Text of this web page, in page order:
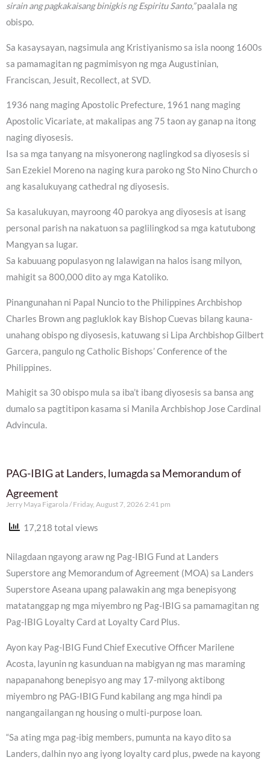
sirain ang pagkakaisang binigkis ng Espiritu Santo,”paalala ng
obispo.
Sa kasaysayan, nagsimula ang Kristiyanismo sa isla noong 1600s
sa pamamagitan ng pagmimisyon ng mga Augustinian,
Franciscan, Jesuit, Recollect, at SVD.
1936 nang maging Apostolic Prefecture, 1961 nang maging
Apostolic Vicariate, at makalipas ang 75 taon ay ganap na itong
naging diyosesis.
Isa sa mga tanyang na misyonerong naglingkod sa diyosesis si
San Ezekiel Moreno na naging kura paroko ng Sto Nino Church o
ang kasalukuyang cathedral ng diyosesis.
Sa kasalukuyan, mayroong 40 parokya ang diyosesis at isang
personal parish na nakatuon sa paglilingkod sa mga katutubong
Mangyan sa lugar.
Sa kabuuang populasyon ng lalawigan na halos isang milyon,
mahigit sa 800,000 dito ay mga Katoliko.
Pinangunahan ni Papal Nuncio to the Philippines Archbishop
Charles Brown ang pagluklok kay Bishop Cuevas bilang kauna-
unahang obispo ng diyosesis, katuwang si Lipa Archbishop Gilbert
Garcera, pangulo ng Catholic Bishops’ Conference of the
Philippines.
Mahigit sa 30 obispo mula sa iba’t ibang diyosesis sa bansa ang
dumalo sa pagtitipon kasama si Manila Archbishop Jose Cardinal
Advincula.
PAG-IBIG at Landers, lumagda sa Memorandum of
Agreement
Jerry Maya Figarola Friday, August 7, 2026 2:41 pm
17,218 total views
Nilagdaan ngayong araw ng Pag-IBIG Fund at Landers
Superstore ang Memorandum of Agreement (MOA) sa Landers
Superstore Aseana upang palawakin ang mga benepisyong
matatanggap ng mga miyembro ng Pag-IBIG sa pamamagitan ng
Pag-IBIG Loyalty Card at Loyalty Card Plus.
Ayon kay Pag-IBIG Fund Chief Executive Officer Marilene
Acosta, layunin ng kasunduan na mabigyan ng mas maraming
napapanahong benepisyo ang may 17-milyong aktibong
miyembro ng PAG-IBIG Fund kabilang ang mga hindi pa
nangangailangan ng housing o multi-purpose loan.
“Sa ating mga pag-ibig members, pumunta na kayo dito sa
Landers, dalhin nyo ang iyong loyalty card plus, pwede na kayong